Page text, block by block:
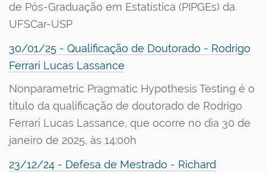
de Pós-Graduação em Estatística (PIPGEs) da
UFSCar-USP
30/01/25 - Qualificação de Doutorado - Rodrigo
Ferrari Lucas Lassance
Nonparametric Pragmatic Hypothesis Testing é o
título da qualificação de doutorado de Rodrigo
Ferrari Lucas Lassance, que ocorre no dia 30 de
janeiro de 2025, às 14:00h
23/12/24 - Defesa de Mestrado - Richard